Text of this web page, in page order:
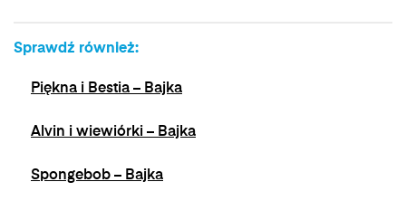
Sprawdź również:
Piękna i Bestia – Bajka
Alvin i wiewiórki – Bajka
Spongebob – Bajka